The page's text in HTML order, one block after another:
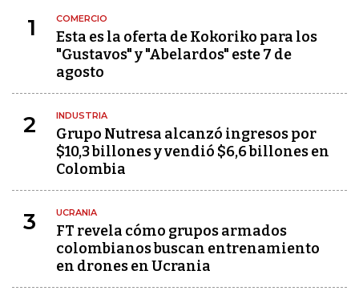
1 COMERCIO
Esta es la oferta de Kokoriko para los
"Gustavos" y "Abelardos" este 7 de
agosto
2 INDUSTRIA
Grupo Nutresa alcanzó ingresos por
$10,3 billones y vendió $6,6 billones en
Colombia
3 UCRANIA
FT revela cómo grupos armados
colombianos buscan entrenamiento
en drones en Ucrania